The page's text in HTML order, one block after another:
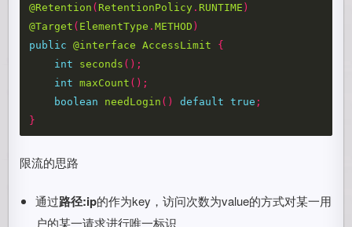
@Retention ( RetentionPolicy . RUNTIME )
@Target ( ElementType .METHOD )
public
@interface AccessLimit
{
int
seconds ();
int
maxCount ();
boolean
needLogin () default true ;
}
限流的思路
通过路径:ip的作为key，访问次数为value的方式对某一用
户的某一请求进行唯一标识